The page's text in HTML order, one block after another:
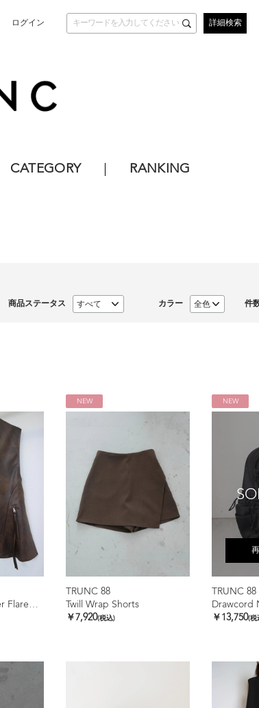
ログイン 詳細検索
CATEGORY RANKING
商品ステータス カラー 件
V Neck Eco Leather Flared Vest
NEW
TRUNC 88
Twill Wrap Shorts
￥7,920(税込)
NEW
TRUNC 88
Drawcord
￥13,750(税